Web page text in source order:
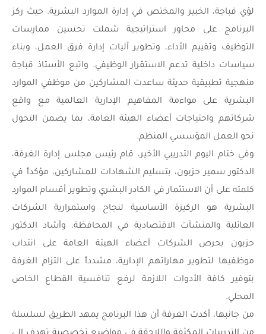
لؤي قباجة، الخبير والمختص في إدارة الموارد البشرية. حيث ركز
البرنامج على محاور استراتيجية شملت تحسين ممارسات
التوظيف وتقييم الأداء، وتطوير آليات إدارة فرق العمل، وبناء
سياسات داخلية تدعم الاستقرار الوظيفي. واتبع الأستاذ قباجة
منهجية تطبيقية حديثة ساعدت المشاركين من موظفي الموارد
البشرية على مواءمة المفاهيم الإدارية العالمية مع واقع
شركاتهم واحتياجات أعضاء الهيئة العامة، بما يضمن التحول
نحو العمل المؤسسي المنظم.
وفي ختام اليوم التدريبي الأخير، قام رئيس مجلس إدارة الغرفة،
الدكتور سمير حزبون، بتسليم الشهادات للمشاركين، مؤكداً في
كلمته على أن الاستثمار في الكادر البشري وتطوير أقسام الموارد
البشرية هو الركيزة الأساسية لنجاح واستمرارية الشركات
العائلية والمنشآت الاقتصادية في المحافظة. وأشاد الدكتور
حزبون بحرص الشركات أعضاء الهيئة العامة على انتداب
موظفيها لتطوير مهاراتهم الإدارية، مشدداً على التزام الغرفة
بتوفير كافة الأدوات اللازمة لرفع تنافسية القطاع الخاص
المحلي.
من جانبها، أكدت الغرفة أن هذا البرنامج يمهد الطريق لسلسلة